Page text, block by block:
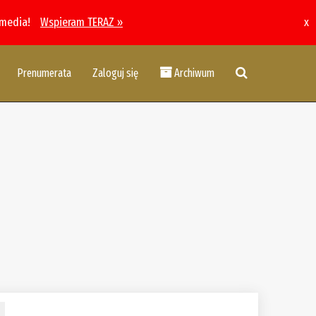
Wspieram TERAZ » x
Prenumerata Zaloguj się Archiwum